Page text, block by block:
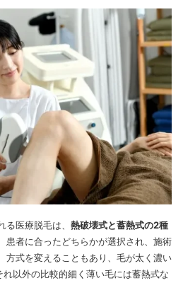
医療脱毛は、 熱破壊式と蓄熱式の2種
患者に合ったどちらかが選択され、施術
方式を変えることもあり、毛が太く濃い
以外の比較的細く薄い毛には蓄熱式な